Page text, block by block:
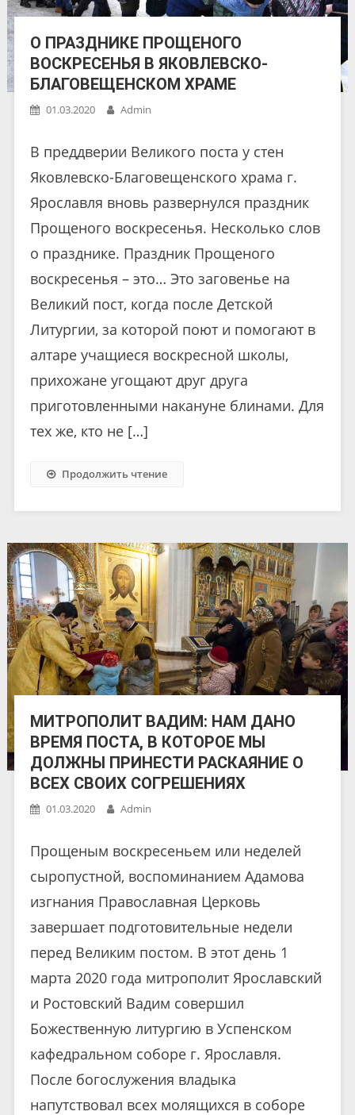
О ПРАЗДНИКЕ ПРОЩЕНОГО
ВОСКРЕСЕНЬЯ В ЯКОВЛЕВСКО-
БЛАГОВЕЩЕНСКОМ ХРАМЕ
01.03.2020 Admin
В преддверии Великого поста у стен
Яковлевско-Благовещенского храма г.
Ярославля вновь развернулся праздник
Прощеного воскресенья. Несколько слов
о празднике. Праздник Прощеного
воскресенья – это… Это заговенье на
Великий пост, когда после Детской
Литургии, за которой поют и помогают в
алтаре учащиеся воскресной школы,
прихожане угощают друг друга
приготовленными накануне блинами. Для
тех же, кто не […]
Продолжить чтение
МИТРОПОЛИТ ВАДИМ: НАМ ДАНО
ВРЕМЯ ПОСТА, В КОТОРОЕ МЫ
ДОЛЖНЫ ПРИНЕСТИ РАСКАЯНИЕ О
ВСЕХ СВОИХ СОГРЕШЕНИЯХ
01.03.2020 Admin
Прощеным воскресеньем или неделей
сыропустной, воспоминанием Адамова
изгнания Православная Церковь
завершает подготовительные недели
перед Великим постом. В этот день 1
марта 2020 года митрополит Ярославский
и Ростовский Вадим совершил
Божественную литургию в Успенском
кафедральном соборе г. Ярославля.
После богослужения владыка
напутствовал всех молящихся в соборе